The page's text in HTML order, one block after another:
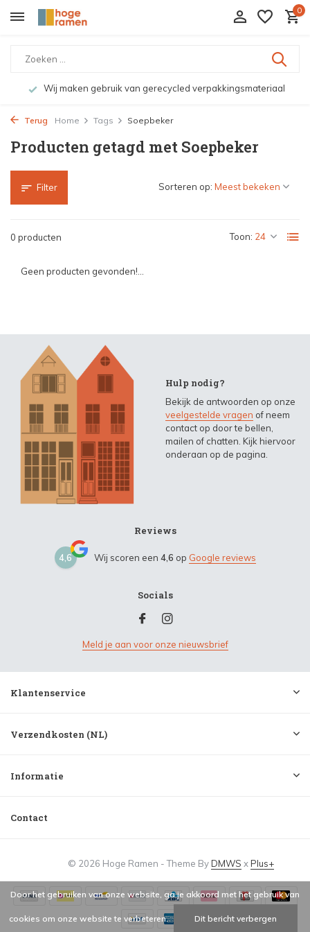
0
Wij maken gebruik van gerecycled verpakkingsmateriaal
Terug Home Tags Soepbeker
Producten getagd met Soepbeker
Filter
0 producten Toon:
Sorteren op:
Geen producten gevonden!...
Hulp nodig?
Bekijk de antwoorden op onze
veelgestelde vragen of neem
contact op door te bellen,
mailen of chatten. Kijk hiervoor
onderaan op de pagina.
Reviews
4,6 Wij scoren een 4,6 op Google reviews
Socials
Meld je aan voor onze nieuwsbrief
Klantenservice
Verzendkosten (NL)
Informatie
Contact
© 2026 Hoge Ramen - Theme ByDMWS xPlus+
Door het gebruiken van onze website, ga je akkoord met het gebruik van
cookies om onze website te verbeteren. Dit bericht verbergen